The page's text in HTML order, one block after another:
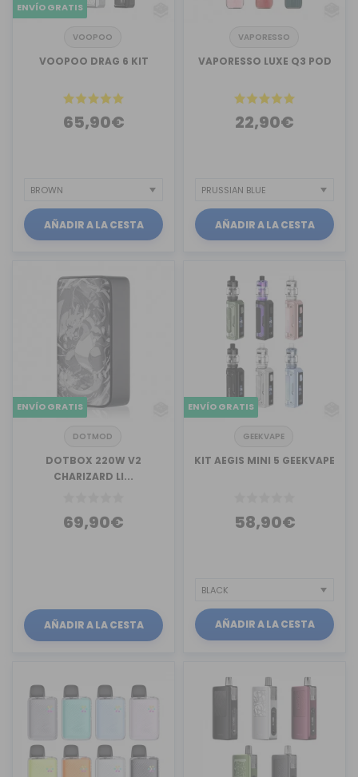
ENVÍO GRATIS
VOOPOO
VOOPOO DRAG 6 KIT
65,90€
AÑADIR A LA CESTA
VAPORESSO
VAPORESSO LUXE Q3 POD
22,90€
AÑADIR A LA CESTA
ENVÍO GRATIS
DOTMOD
DOTBOX 220W V2
CHARIZARD LI...
69,90€
AÑADIR A LA CESTA
ENVÍO GRATIS
GEEKVAPE
KIT AEGIS MINI 5 GEEKVAPE
58,90€
AÑADIR A LA CESTA